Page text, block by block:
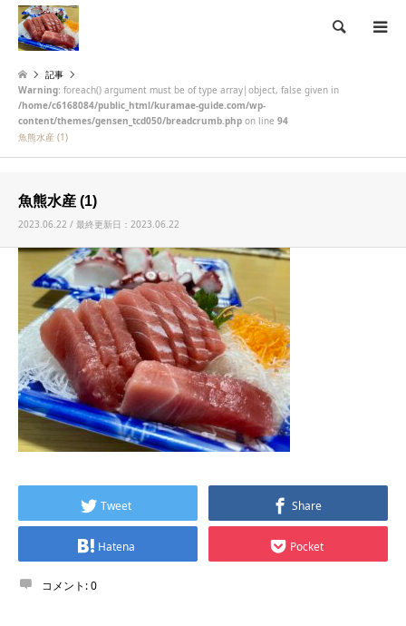
検索
記事
Warning: foreach() argument must be of type array|object, false given in
/home/c6168084/public_html/kuramae-guide.com/wp-
content/themes/gensen_tcd050/breadcrumb.php on line 94
魚熊水産 (1)
魚熊水産 (1)
2023.06.22 / 最終更新日：2023.06.22
Tweet Share
Hatena Pocket
コメント:0